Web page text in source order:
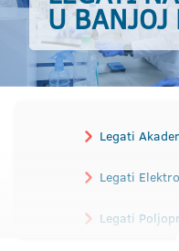
U BANJOJ
Legati
Legati
Legati